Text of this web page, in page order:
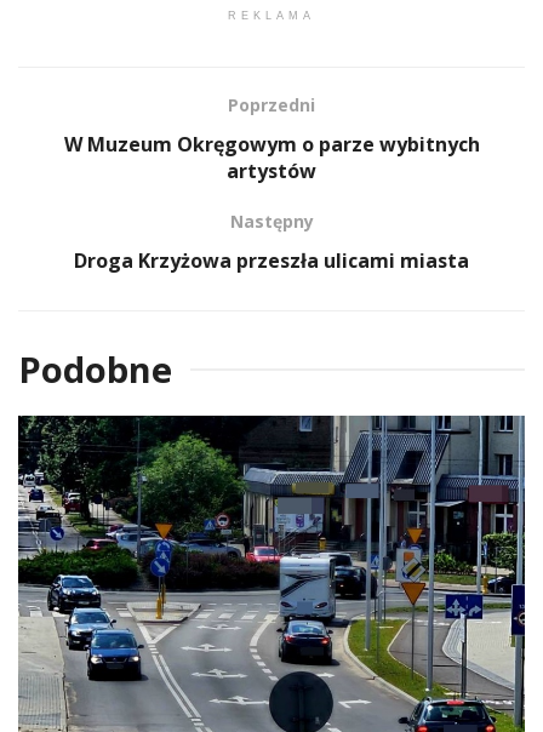
REKLAMA
Poprzedni
W Muzeum Okręgowym o parze wybitnych
artystów
Następny
Droga Krzyżowa przeszła ulicami miasta
Podobne